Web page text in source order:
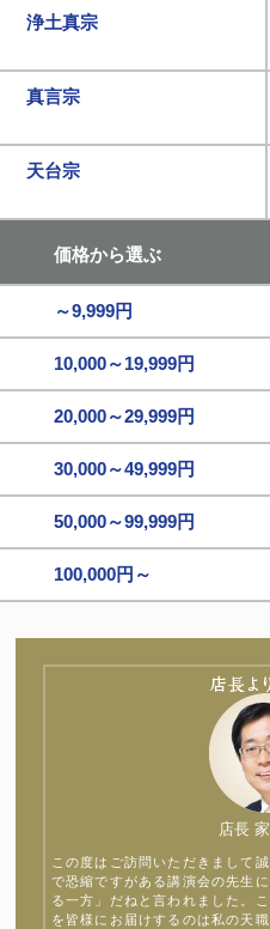
浄土真宗
真言宗
天台宗
価格から選ぶ
～9,999円
10,000～19,999円
20,000～29,999円
30,000～49,999円
50,000～99,999円
100,000円～
店長
この度はご訪問いただきまして
で恐縮ですがある講演会の先生
る一方」だねと言われました。
を皆様にお届けするのは私の天